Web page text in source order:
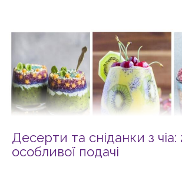
Десерти та сніданки з чіа:
особливої подачі